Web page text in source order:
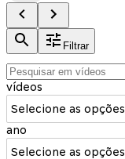
Filtrar
vídeos
Selecione as opções
ano
Selecione as opções